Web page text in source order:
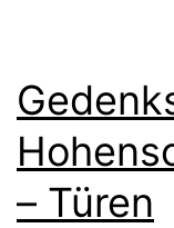
– Türen